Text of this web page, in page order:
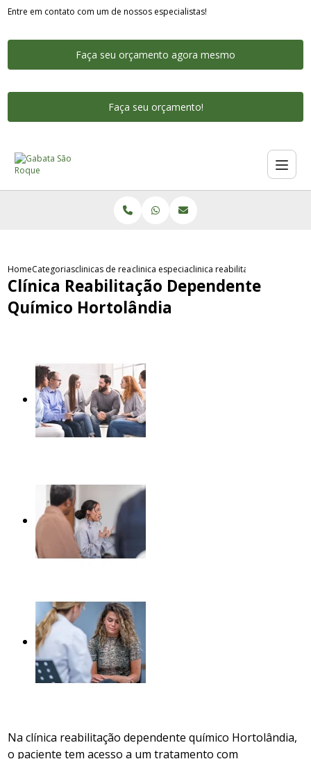
Entre em contato com um de nossos especialistas!
Faça seu orçamento agora mesmo
Faça seu orçamento!
HomeCategoriasclinicas de reabilitacao para dependentes quimicos
clinica especializada na reabilitacao de
clinica reabilitacao
Clínica Reabilitação Dependente
Químico Hortolândia
Na clínica reabilitação dependente químico Hortolândia,
o paciente tem acesso a um tratamento com